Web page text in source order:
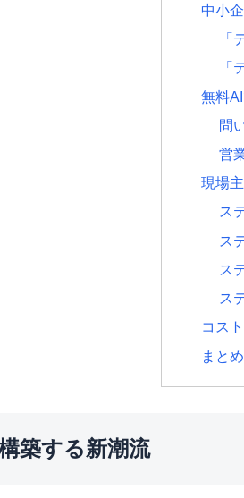
中小
「
「
無料
問
営
現場
ス
ス
ス
ス
コス
まと
築する新潮流